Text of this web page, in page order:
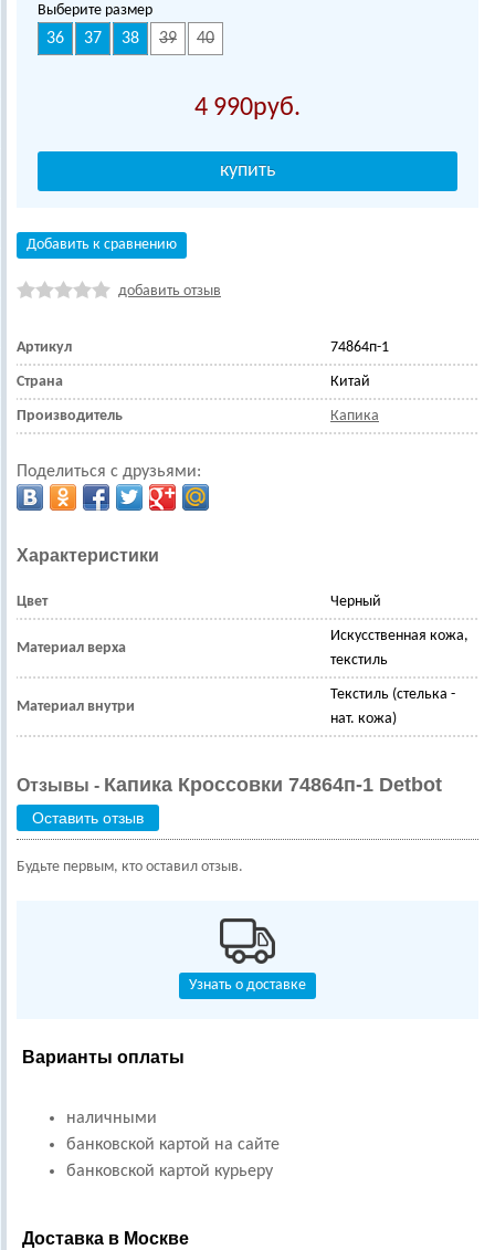
Выберите размер
36 37 38 39 40
4 990
Добавить к сравнению
добавить отзыв
Артикул 74864п-1
Страна Китай
Производитель Капика
Поделиться с друзьями:
Характеристики
Цвет Черный
Материал верха
Искусственная кожа,
текстиль
Материал внутри
Текстиль (стелька -
нат. кожа)
Отзывы - Капика Кроссовки 74864п-1 Detbot
Оставить отзыв
Будьте первым, кто оставил отзыв.
Узнать о доставке
Варианты оплаты
наличными
банковской картой на сайте
банковской картой курьеру
Доставка в Москве